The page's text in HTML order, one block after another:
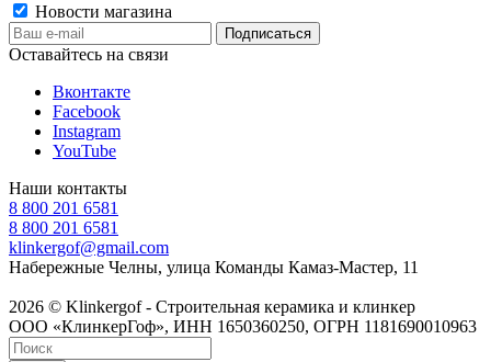
Новости магазина
Оставайтесь на связи
Вконтакте
Facebook
Instagram
YouTube
Наши контакты
8 800 201 6581
8 800 201 6581
klinkergof@gmail.com
Набережные Челны, улица Команды Камаз-Мастер, 11
2026 © Klinkergof - Строительная керамика и клинкер
ООО «КлинкерГоф», ИНН 1650360250, ОГРН 1181690010963